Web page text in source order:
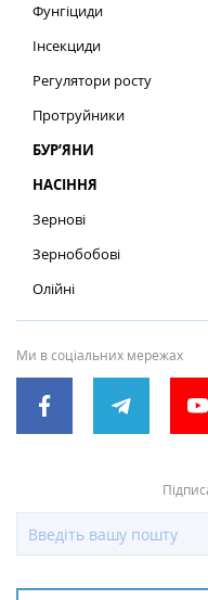
Фунгіциди
Інсекциди
Регулятори росту
Протруйники
БУР’ЯНИ
НАСІННЯ
Зернові
Зернобобові
Олійні
Ми в соціальних мережах